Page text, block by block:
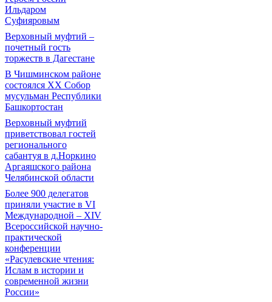
Ильдаром
Суфияровым
Верховный муфтий –
почетный гость
торжеств в Дагестане
В Чишминском районе
состоялся XX Собор
мусульман Республики
Башкортостан
Верховный муфтий
приветствовал гостей
регионального
сабантуя в д.Норкино
Аргаяшского района
Челябинской области
Более 900 делегатов
приняли участие в VI
Международной – ХIV
Всероссийской научно-
практической
конференции
«Расулевские чтения:
Ислам в истории и
современной жизни
России»